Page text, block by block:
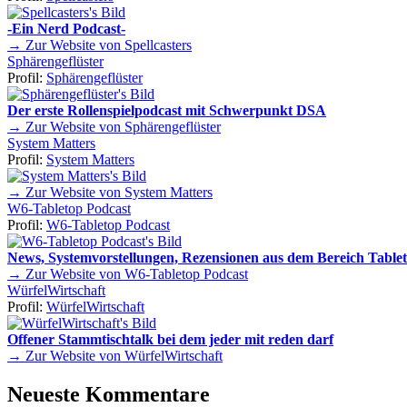
-Ein Nerd Podcast-
→ Zur Website von Spellcasters
Sphärengeflüster
Profil: Sphärengeflüster
Der erste Rollenspielpodcast mit Schwerpunkt DSA
→ Zur Website von Sphärengeflüster
System Matters
Profil: System Matters
→ Zur Website von System Matters
W6-Tabletop Podcast
Profil: W6-Tabletop Podcast
News, Systemvorstellungen, Rezensionen aus dem Bereich
→ Zur Website von W6-Tabletop Podcast
WürfelWirtschaft
Profil: WürfelWirtschaft
Offener Stammtischtalk bei dem jeder mit reden darf
→ Zur Website von WürfelWirtschaft
Neueste Kommentare